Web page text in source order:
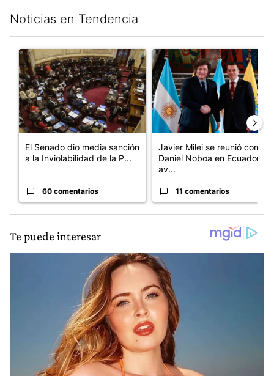
Noticias en Tendencia
Un artículo de tendencia con el título "El Senado dio media
El Senado dio media sanción
a la Inviolabilidad de la P...
60 comentarios
Un artículo de tendencia con
Javier Milei se reunió con
Daniel Noboa en Ecuador y
av...
11 comentarios